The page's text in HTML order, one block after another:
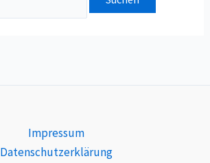
Impressum
Datenschutzerklärung